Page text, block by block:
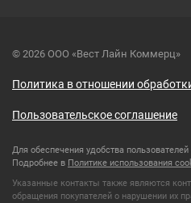
© 2026 ООО «Вест Лайн Коммерц»
Политика в отношении
Пользовательское соглашение
Для обеспечения удобства
Подробнее в Политике использования
Указанные контакты также являются
обращения покупателей о нарушении их